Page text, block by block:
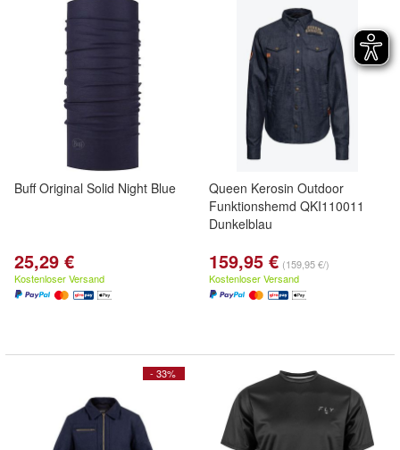
Buff Original Solid Night Blue
25,29 €
Kostenloser Versand
Queen Kerosin Outdoor
Funktionshemd QKI110011
Dunkelblau
159,95 € (159,95 €/)
Kostenloser Versand
- 33%